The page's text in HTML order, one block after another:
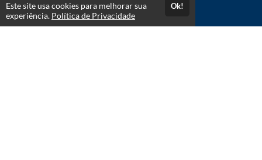
Acesso por 1 ano
Este site usa cookies para melhorar sua
experiência. Política de Privacidade
Ok!